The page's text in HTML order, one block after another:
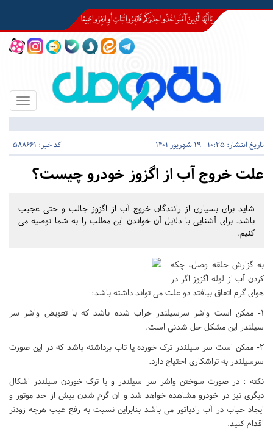
Toggle
تاریخ انتشار: 10:25 - 19 شهریور 1401 کد خبر: 588661
علت خروج آب از اگزوز خودرو چیست؟
شاید برای بسیاری از رانندگان خروج آب از اگزوز جالب و حتی عجیب
باشد. برای آشنایی با دلایل آن خواندن این مطلب را به شما توصیه می
کنیم.
به گزارش حلقه وصل، چکه
کردن آب از لوله اگزوز اگر در
هوای گرم اتفاق بیافتد دو علت می تواند داشته باشد:
۱- ممکن است واشر سرسیلندر خراب شده باشد که با تعویض واشر سر
سیلندر این مشکل حل شدنی است.
۲- ممکن است سر سیلندر ترک خورده یا تاب برداشته باشد که در این صورت
سرسیلندر به تراشکاری احتیاج دارد.
نکته : در صورت سوختن واشر سر سیلندر و یا ترک خوردن سیلندر اشکال
دیگری نیز در خودرو مشاهده خواهد شد و آن گرم شدن بیش از حد موتور و
ایجاد حباب در آب رادیاتور می باشد بنابراین نسبت به رفع عیب هرچه زودتر
اقدام کنید.